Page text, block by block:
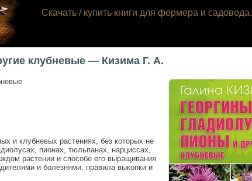
Скачать / купить книги для фермера и садовода.
клубневые — Кизима Г. А.
и клубневых растениях, без которых не
пионах, тюльпанах, нарциссах,
растении и способе его выращивания
и болезнями, правила выкопки и